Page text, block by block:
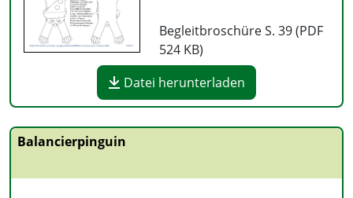
Begleitbroschüre S. 39 (PDF
524 KB)
Datei herunterladen
Balancierpinguin